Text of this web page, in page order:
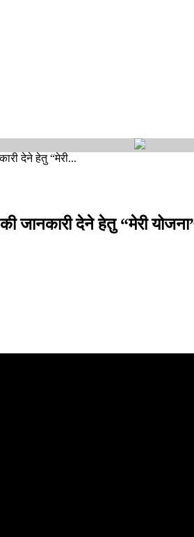
देने हेतु “मेरी...
की जानकारी देने हेतु “मेरी